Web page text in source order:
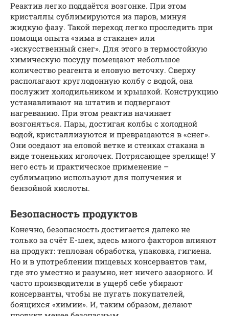
Реактив легко поддаётся возгонке. При этом
кристаллы сублимируются из паров, минуя
жидкую фазу. Такой переход легко проследить при
помощи опыта «зима в стакане» или
«искусственный снег». Для этого в термостойкую
химическую посуду помещают небольшое
количество реагента и еловую веточку. Сверху
располагают круглодонную колбу с водой, она
послужит холодильником и крышкой. Конструкцию
устанавливают на штатив и подвергают
нагреванию. При этом реактив начинает
возгоняться. Пары, достигая колбы с холодной
водой, кристаллизуются и превращаются в «снег».
Они оседают на еловой ветке и стенках стакана в
виде тоненьких иголочек. Потрясающее зрелище! У
него есть и практическое применение –
сублимацию используют для получения и
бензойной кислоты.
Безопасность продуктов
Конечно, безопасность достигается далеко не
только за счёт Е-шек, здесь много факторов влияют
на продукт: тепловая обработка, упаковка, гигиена.
Но и в употреблении пищевых консервантов там,
где это уместно и разумно, нет ничего зазорного. И
часто производители в ущерб себе убирают
консерванты, чтобы не пугать покупателей,
боящихся «химии». И, таким образом, делают